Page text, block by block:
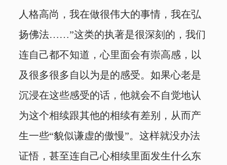
人格高尚，我在做很伟大的事情，我在弘
扬佛法……”这类的执著是很深刻的，我们
连自己都不知道，心里面会有崇高感，以
及很多很多自以为是的感受。如果心老是
沉浸在这些感受的话，他就会不自觉地认
为这个相续跟其他的相续有差别，从而产
生一些“貌似谦虚的傲慢”。这样就没办法
证悟，甚至连自己心相续里面发生什么东